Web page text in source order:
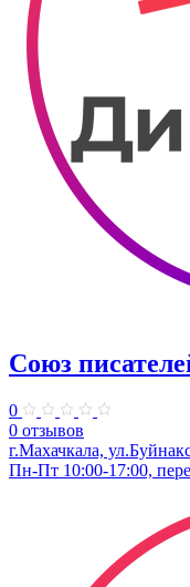
Союз
0
0 отзывов
г.Махачкала,
Пн-Пт 10:00-17:00,